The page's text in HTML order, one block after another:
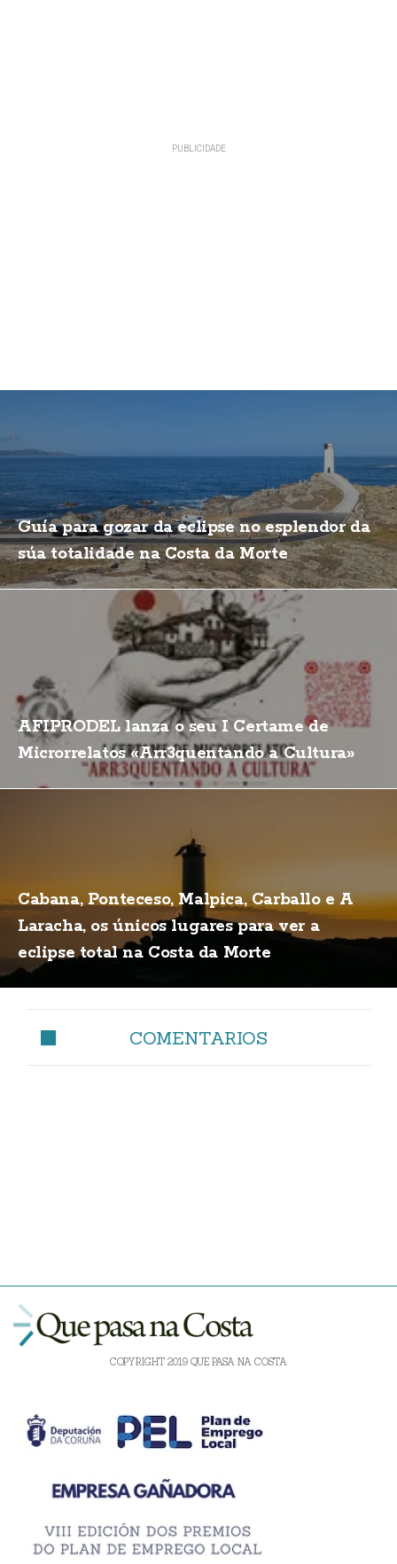
Guía para gozar da eclipse no esplendor da
súa totalidade na Costa da Morte
AFIPRODEL lanza o seu I Certame de
Microrrelatos «Arr3quentando a Cultura»
Cabana, Ponteceso, Malpica, Carballo e A
Laracha, os únicos lugares para ver a
eclipse total na Costa da Morte
COMENTARIOS
COPYRIGHT 2019 QUE PASA NA COSTA